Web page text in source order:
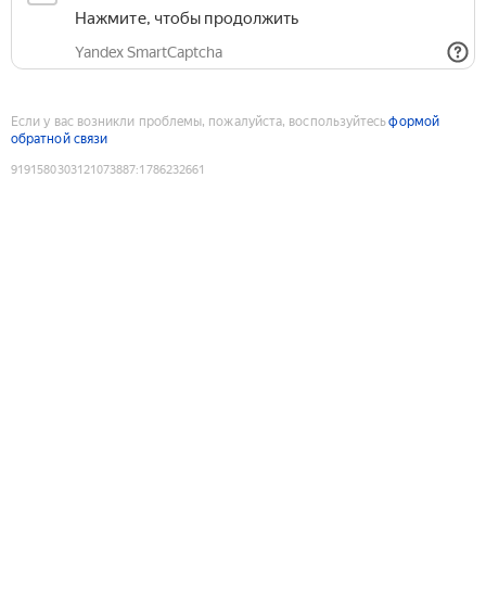
Нажмите, чтобы продолжить
Yandex SmartCaptcha
Если у вас возникли проблемы, пожалуйста, воспользуйтесьформой
обратной связи
9191580303121073887:1786232661